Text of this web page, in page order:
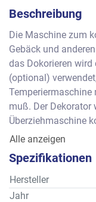
Beschreibung
Die Maschine zum
Gebäck und
das Dokorieren wird
(optional)
muß. Der Dekorator
Überziehmaschine
Arbeitsbreite: ca. 420
Alle anzeigen
Spezifikationen
Hersteller
Jahr